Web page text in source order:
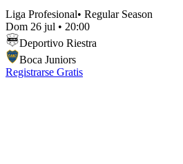
Liga Profesional• Regular Season
Dom 26 jul • 20:00
Deportivo Riestra
Boca Juniors
Registrarse Gratis